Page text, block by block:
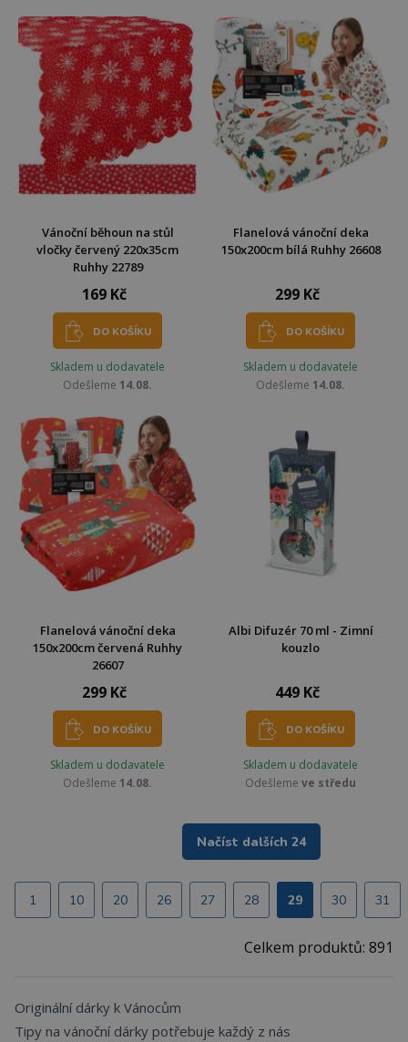
Vánoční běhoun na stůl
vločky červený 220x35cm
Ruhhy 22789
169 Kč
DO KOŠÍKU
Skladem u dodavatele
Odešleme 14.08.
Flanelová vánoční deka
150x200cm bílá Ruhhy 26608
299 Kč
DO KOŠÍKU
Skladem u dodavatele
Odešleme 14.08.
Flanelová vánoční deka
150x200cm červená Ruhhy
26607
299 Kč
DO KOŠÍKU
Skladem u dodavatele
Odešleme 14.08.
Albi Difuzér 70 ml - Zimní
kouzlo
449 Kč
DO KOŠÍKU
Skladem u dodavatele
Odešleme ve středu
Načíst dalších 24
1 10 20 26 27 28 29 30 31
Celkem produktů: 891
Originální dárky k Vánocům
Tipy na vánoční dárky potřebuje každý z nás